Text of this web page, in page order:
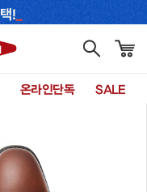
온라인단독 SALE